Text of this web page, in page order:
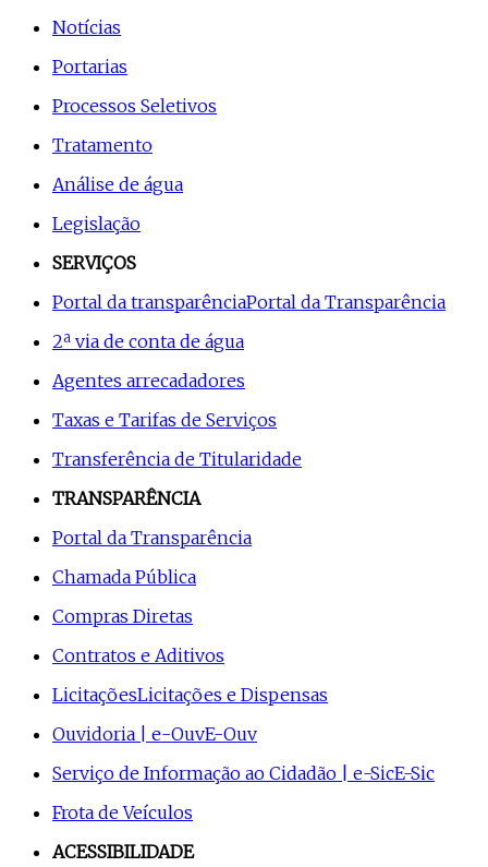
Notícias
Portarias
Processos Seletivos
Tratamento
Análise de água
Legislação
SERVIÇOS
Portal da transparênciaPortal da Transparência
2ª via de conta de água
Agentes arrecadadores
Taxas e Tarifas de Serviços
Transferência de Titularidade
TRANSPARÊNCIA
Portal da Transparência
Chamada Pública
Compras Diretas
Contratos e Aditivos
LicitaçõesLicitações e Dispensas
Ouvidoria | e-OuvE-Ouv
Serviço de Informação ao Cidadão | e-SicE-Sic
Frota de Veículos
ACESSIBILIDADE